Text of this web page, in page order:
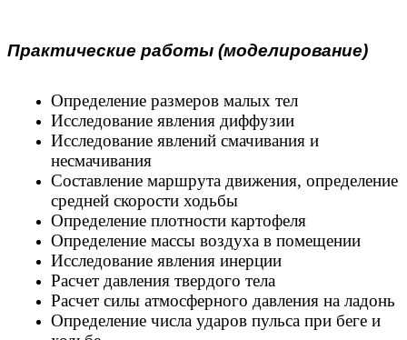
Практические работы (моделирование)
Определение размеров малых тел
Исследование явления диффузии
Исследование явлений смачивания и
несмачивания
Составление маршрута движения, определение
средней скорости ходьбы
Определение плотности картофеля
Определение массы воздуха в помещении
Исследование явления инерции
Расчет давления твердого тела
Расчет силы атмосферного давления на ладонь
Определение числа ударов пульса при беге и